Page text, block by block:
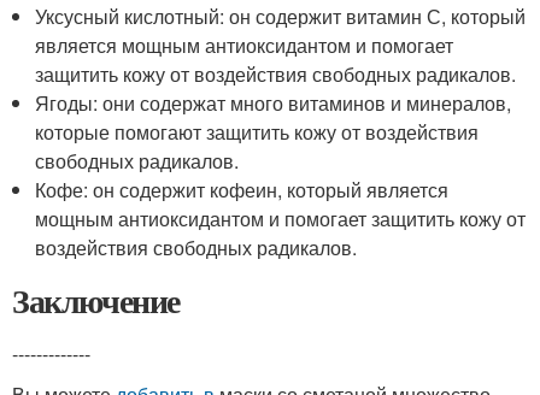
Уксусный кислотный: он содержит витамин С, который
является мощным антиоксидантом и помогает
защитить кожу от воздействия свободных радикалов.
Ягоды: они содержат много витаминов и минералов,
которые помогают защитить кожу от воздействия
свободных радикалов.
Кофе: он содержит кофеин, который является
мощным антиоксидантом и помогает защитить кожу от
воздействия свободных радикалов.
Заключение
-------------